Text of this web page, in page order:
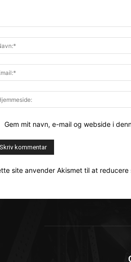
Gem mit navn, e-mail og webside i
site anvender Akismet til at reducere